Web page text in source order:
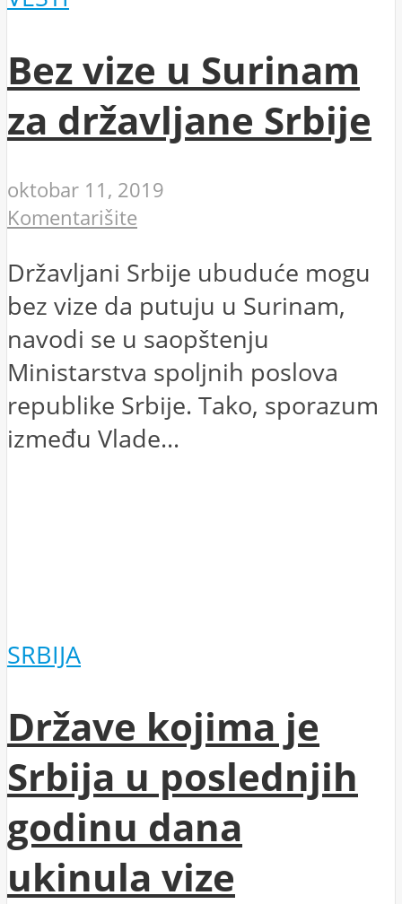
Bez vize u Surinam
za državljane Srbije
oktobar 11, 2019
Komentarišite
Državljani Srbije ubuduće mogu
bez vize da putuju u Surinam,
navodi se u saopštenju
Ministarstva spoljnih poslova
republike Srbije. Tako, sporazum
između Vlade...
SRBIJA
Države kojima je
Srbija u poslednjih
godinu dana
ukinula vize